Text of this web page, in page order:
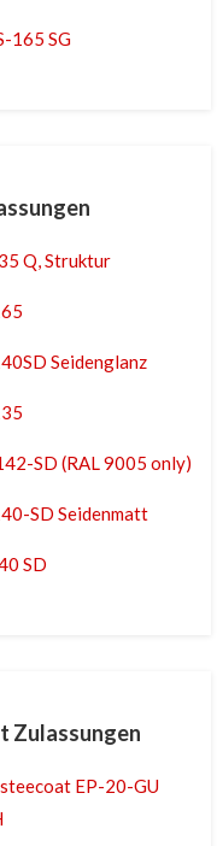
165 SG
Q, Struktur
Seidenglanz
SD (RAL 9005 only)
SD Seidenmatt
SD
Zulassungen
EP-20-GU